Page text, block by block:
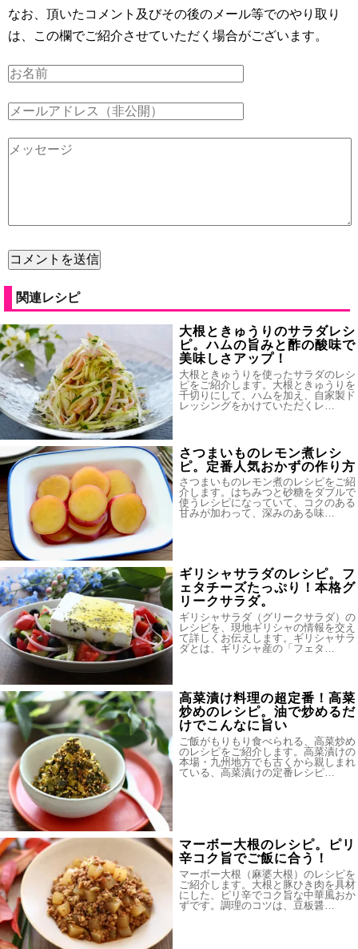
なお、頂いたコメント及びその後のメール等でのやり取り
は、この欄でご紹介させていただく場合がございます。
関連レシピ
大根ときゅうりのサラダレシ
ピ。ハムの旨みと酢の酸味で
美味しさアップ！
大根ときゅうりを使ったサラダのレシ
ピをご紹介します。大根ときゅうりを
千切りにして、ハムを加え、自家製ド
レッシングをかけていただくレ…
さつまいものレモン煮レシ
ピ。定番人気おかずの作り方
さつまいものレモン煮のレシピをご紹
介します。はちみつと砂糖をダブルで
使うレシピになっていて、コクのある
甘みが加わって、深みのある味…
ギリシャサラダのレシピ。フ
ェタチーズたっぷり！本格グ
リークサラダ。
ギリシャサラダ（グリークサラダ）の
レシピを、現地ギリシャの情報を交え
て詳しくお伝えします。ギリシャサラ
ダとは、ギリシャ産の「フェタ…
高菜漬け料理の超定番！高菜
炒めのレシピ。油で炒めるだ
けでこんなに旨い
ご飯がもりもり食べられる、高菜炒め
のレシピをご紹介します。高菜漬けの
本場・九州地方でも古くから親しまれ
ている、高菜漬けの定番レシピ…
マーボー大根のレシピ。ピリ
辛コク旨でご飯に合う！
マーボー大根（麻婆大根）のレシピを
ご紹介します。大根と豚ひき肉を具材
にした、ピリ辛でコク旨な中華風おか
ずです。調理のコツは、豆板醤…